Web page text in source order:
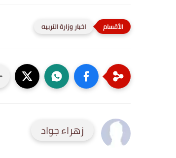
اخبار وزارة التربيه
زهراء جواد